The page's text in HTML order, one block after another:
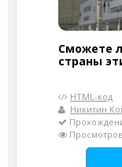
Сможете
страны
HTML-код
Никитин